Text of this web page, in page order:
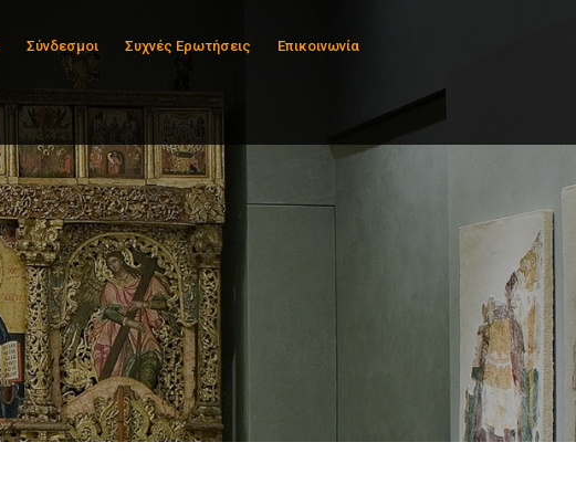
Σύνδεσμοι Συχνές Ερωτήσεις Επικοινωνία